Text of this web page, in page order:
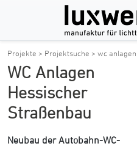
Projekte > Projektsuche > wc
WC Anlagen
Hessischer
Straßenbau
Neubau der Autobahn-WC-